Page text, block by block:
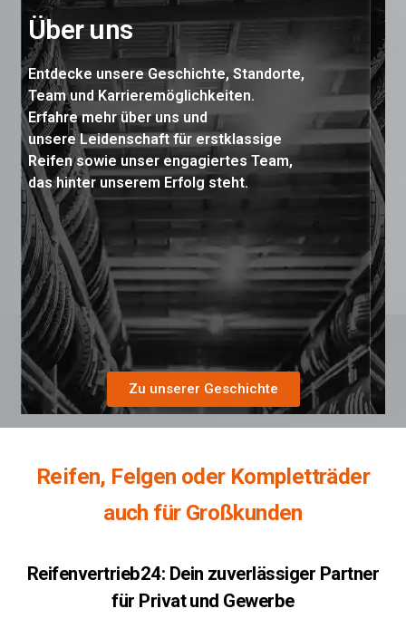
Über uns
Entdecke unsere Geschichte, Standorte,
Team und Karrieremöglichkeiten.
Erfahre mehr über uns und
unsere Leidenschaft für erstklassige
Reifen sowie unser engagiertes Team,
das hinter unserem Erfolg steht.
Zu unserer Geschichte
Reifen, Felgen oder Kompletträder
auch für Großkunden
Reifenvertrieb24: Dein zuverlässiger Partner
für Privat und Gewerbe